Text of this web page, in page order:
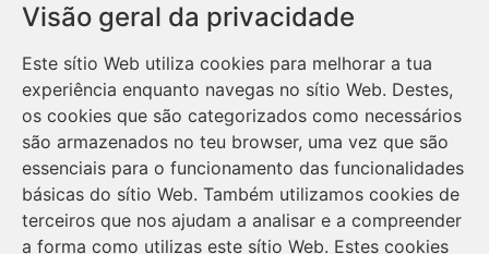
Visão geral da privacidade
Este sítio Web utiliza cookies para melhorar a tua
experiência enquanto navegas no sítio Web. Destes,
os cookies que são categorizados como necessários
são armazenados no teu browser, uma vez que são
essenciais para o funcionamento das funcionalidades
básicas do sítio Web. Também utilizamos cookies de
terceiros que nos ajudam a analisar e a compreender
a forma como utilizas este sítio Web. Estes cookies